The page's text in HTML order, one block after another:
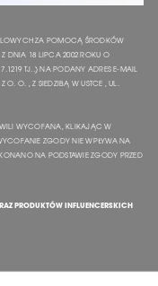
ZA POMOCĄ ŚRODKÓW
Z DNIA 18 LIPCA 2002 ROKU O
TJ..) NA PODANY ADRES E-MAIL
Z O. O. , Z SIEDZIBĄ W USTCE , UL.
WYCOFANA, KLIKAJĄC W
ZGODY NIE WPŁYWA NA
NA PODSTAWIE ZGODY PRZED
PRODUKTÓW INFLUENCERSKICH